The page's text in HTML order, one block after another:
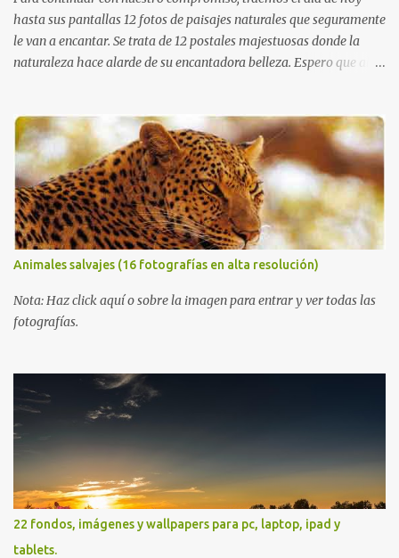
hasta sus pantallas 12 fotos de paisajes naturales que seguramente
le van a encantar. Se trata de 12 postales majestuosas donde la
naturaleza hace alarde de su encantadora belleza. Espero que al
los ríos de agua viva, lagos, bosques y cascadas, son algunos de los
elementos que hoy acompañan a esta serie fascinante de
fotografía sobre paisajes naturales. Que tengan un feliz jueves
(imágenes con mensajes) con mis mejores deseos a través de la
distancia. Sinceramente, José Luis Ávila Herrera.
Animales salvajes (16 fotografías en alta resolución)
Nota: Haz click aquí o sobre la imagen para entrar y ver todas las
fotografías.
22 fondos, imágenes y wallpapers para pc, laptop, ipad y
tablets.